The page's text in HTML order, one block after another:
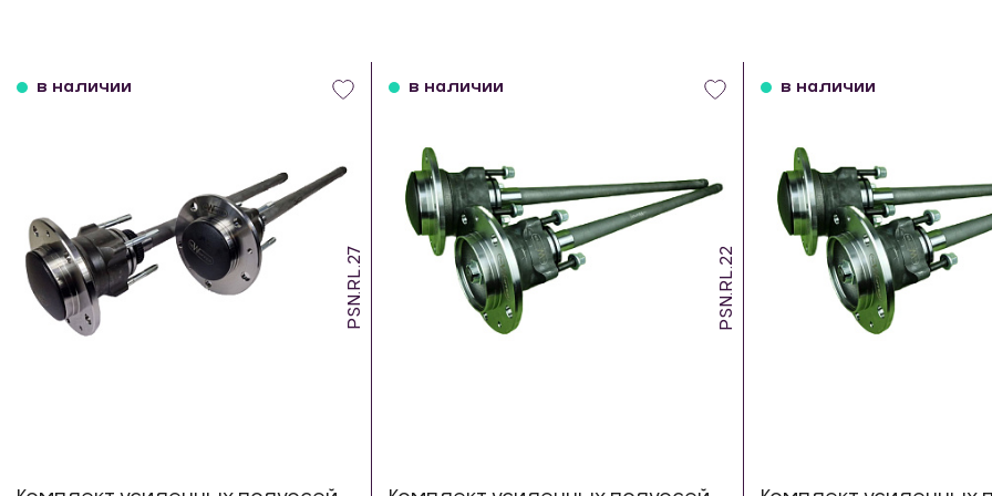
PSN.RL.27
в наличии
PSN.RL.22
в наличии в наличии